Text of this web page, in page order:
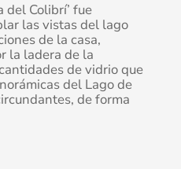
del Colibrí’ fue
las vistas del lago
de la casa,
la ladera de la
de vidrio que
del Lago de
de forma